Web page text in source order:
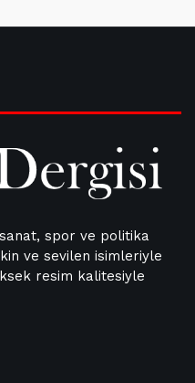
spor ve politika
ve sevilen isimleriyle
resim kalitesiyle